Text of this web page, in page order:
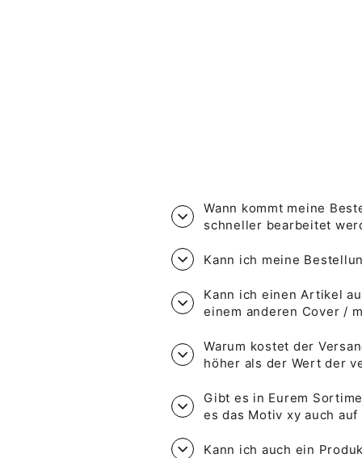
Wann kommt meine
schneller bearbeitet
Kann ich meine
Kann ich einen Artikel
einem anderen Cover /
Warum kostet der
höher als der Wert der
Gibt es in Eurem
es das Motiv xy auch
Kann ich auch ein